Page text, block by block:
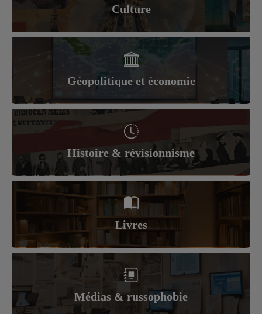
Culture
Géopolitique et économie
Histoire & révisionnisme
Livres
Médias & russophobie